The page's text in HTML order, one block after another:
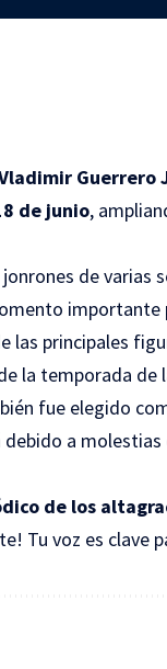
Guerrero
de junio,
de
importante
las principales
la temporada de
fue elegido
a
de los
Tu voz es